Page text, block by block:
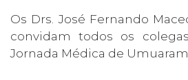
Os Drs. José Fernando
convidam todos os
Jornada Médica de